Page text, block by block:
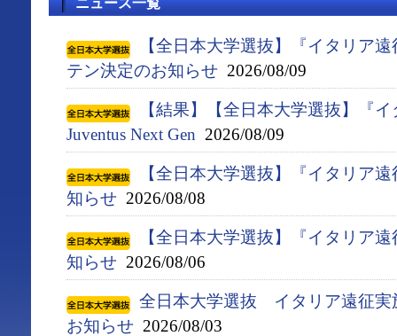
ニュース一覧
【全日本大学選抜】『イタリア
テン決定のお知らせ 2026/08/09
【結果】【全日本大学選抜】『
Juventus Next Gen 2026/08/09
【全日本大学選抜】『イタリア
知らせ 2026/08/08
【全日本大学選抜】『イタリア
知らせ 2026/08/06
全日本大学選抜 イタリア遠征実
お知らせ 2026/08/03